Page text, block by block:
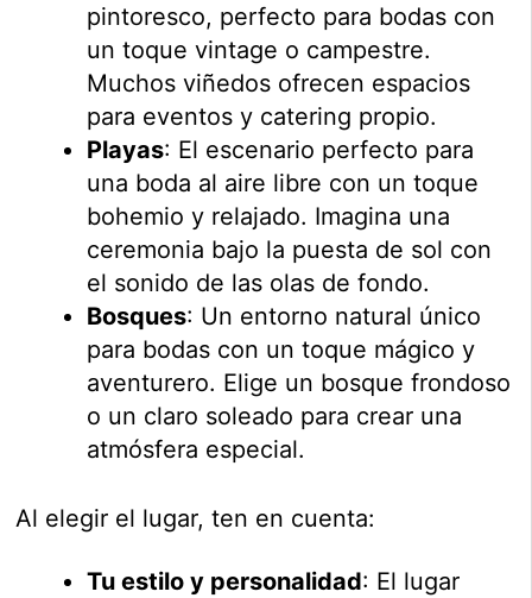
pintoresco, perfecto para bodas con
un toque vintage o campestre.
Muchos viñedos ofrecen espacios
para eventos y catering propio.
Playas: El escenario perfecto para
una boda al aire libre con un toque
bohemio y relajado. Imagina una
ceremonia bajo la puesta de sol con
el sonido de las olas de fondo.
Bosques: Un entorno natural único
para bodas con un toque mágico y
aventurero. Elige un bosque frondoso
o un claro soleado para crear una
atmósfera especial.
Al elegir el lugar, ten en cuenta:
Tu estilo y personalidad: El lugar